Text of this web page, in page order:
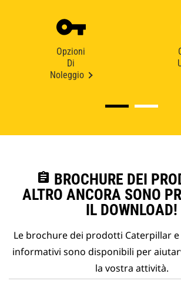
Opzioni
Di
Noleggio
assignment BROCHURE DEI
ALTRO ANCORA SONO
IL DOWNLOAD!
Le brochure dei prodotti Caterpillar
informativi sono disponibili per
la vostra attività.